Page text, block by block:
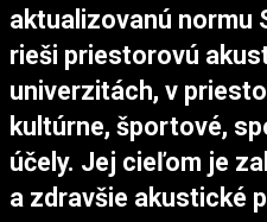
aktualizovanú normu
rieši priestorovú
univerzitách, v
kultúrne, športové,
účely. Jej cieľom je
a zdravšie akustické